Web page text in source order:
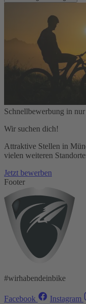
Schnellbewerbung in
Wir suchen dich!
Attraktive Stellen in
vielen weiteren
Jetzt bewerben
Footer
#wirhabendeinbike
Facebook Instagram